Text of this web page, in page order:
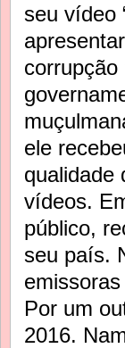
seu vídeo
ele
qualidade
vídeos.
público,
seu país.
Por um
2016.